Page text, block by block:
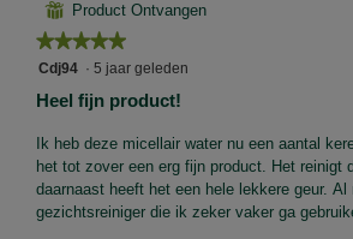
⊞ Product Ontvangen
★★★★★
★★★★★
5
5
Cdj94 · 5 jaar geleden
Heel fijn product!
Ik heb deze micellair water nu een aantal
het tot zover een erg fijn product. Het reinigt
daarnaast heeft het een hele lekkere geur.
gezichtsreiniger die ik zeker vaker ga